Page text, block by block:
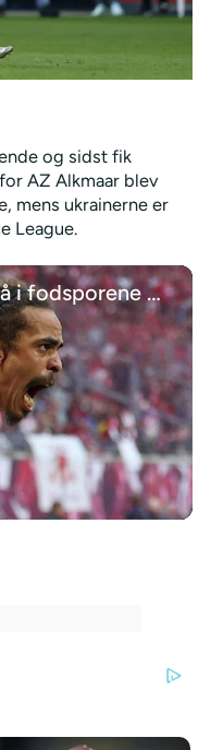
og sidst fik
AZ Alkmaar blev
mens ukrainerne er
League.
Conrad Harder vil ikke gå i fodsporene på Yussuf Poulsen i Leipzig